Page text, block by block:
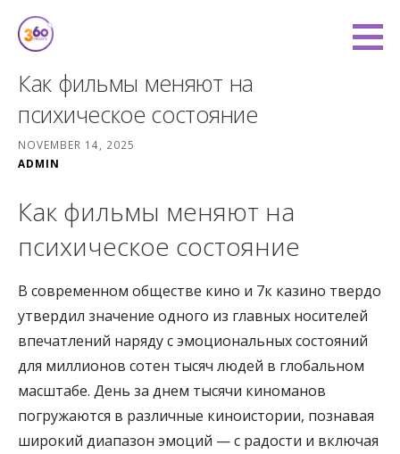
360 Degree Finance
Как фильмы меняют на
психическое состояние
NOVEMBER 14, 2025
ADMIN
Как фильмы меняют на
психическое состояние
В современном обществе кино и 7к казино твердо
утвердил значение одного из главных носителей
впечатлений наряду с эмоциональных состояний
для миллионов сотен тысяч людей в глобальном
масштабе. День за днем тысячи киноманов
погружаются в различные киноистории, познавая
широкий диапазон эмоций — с радости и включая